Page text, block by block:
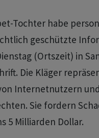
Tochter habe
geschützte
(Ortszeit) in
Die Kläger
Internetnutzern
Sie fordern
5 Milliarden Dollar.